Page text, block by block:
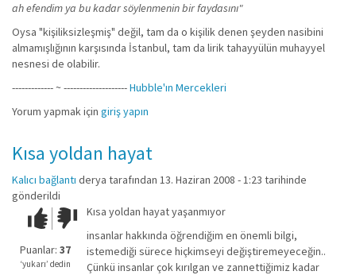
ah efendim ya bu kadar söylenmenin bir faydasını"
Oysa "kişiliksizleşmiş" değil, tam da o kişilik denen şeyden nasibini
almamışlığının karşısında İstanbul, tam da lirik tahayyülün muhayyel
nesnesi de olabilir.
------------- ~ --------------------Hubble'ın Mercekleri
Yorum yapmak için giriş yapın
Kısa yoldan hayat
Kalıcı bağlantı derya tarafından 13. Haziran 2008 - 1:23 tarihinde
gönderildi
Çok iyi!O
kadar
iyi
değil!
Puanlar: 37
‘yukarı’ dedin
Kısa yoldan hayat yaşanmıyor
insanlar hakkında öğrendiğim en önemli bilgi,
istemediği sürece hiçkimseyi değiştiremeyeceğin..
Çünkü insanlar çok kırılgan ve zannettiğimiz kadar